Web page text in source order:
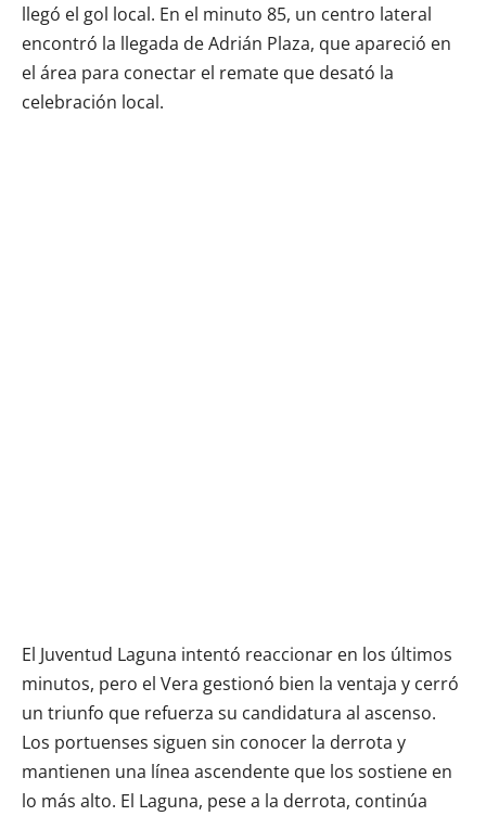
llegó el gol local. En el minuto 85, un centro lateral
encontró la llegada de Adrián Plaza, que apareció en
el área para conectar el remate que desató la
celebración local.
El Juventud Laguna intentó reaccionar en los últimos
minutos, pero el Vera gestionó bien la ventaja y cerró
un triunfo que refuerza su candidatura al ascenso.
Los portuenses siguen sin conocer la derrota y
mantienen una línea ascendente que los sostiene en
lo más alto. El Laguna, pese a la derrota, continúa